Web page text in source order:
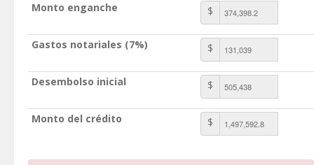
Monto enganche $
Gastos notariales (7%) $
Desembolso inicial $
Monto del crédito $